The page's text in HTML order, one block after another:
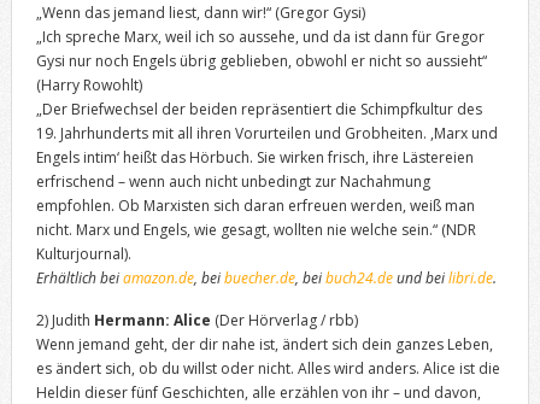
„Wenn das jemand liest, dann wir!“ (Gregor Gysi)
„Ich spreche Marx, weil ich so aussehe, und da ist dann für Gregor
Gysi nur noch Engels übrig geblieben, obwohl er nicht so aussieht“
(Harry Rowohlt)
„Der Briefwechsel der beiden repräsentiert die Schimpfkultur des
19. Jahrhunderts mit all ihren Vorurteilen und Grobheiten. ,Marx und
Engels intim‘ heißt das Hörbuch. Sie wirken frisch, ihre Lästereien
erfrischend – wenn auch nicht unbedingt zur Nachahmung
empfohlen. Ob Marxisten sich daran erfreuen werden, weiß man
nicht. Marx und Engels, wie gesagt, wollten nie welche sein.“ (NDR
Kulturjournal).
Erhältlich beiamazon.de, beibuecher.de, beibuch24.deund beilibri.de.
2) Judith Hermann: Alice (Der Hörverlag / rbb)
Wenn jemand geht, der dir nahe ist, ändert sich dein ganzes Leben,
es ändert sich, ob du willst oder nicht. Alles wird anders. Alice ist die
Heldin dieser fünf Geschichten, alle erzählen von ihr – und davon,